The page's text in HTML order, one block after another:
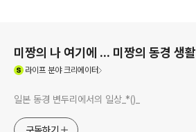
미짱의 나 여기에 ... 미짱의 동경 생활
라이프 분야 크리에이터
일본 동경 변두리에서의 일상_*()_
구독하기